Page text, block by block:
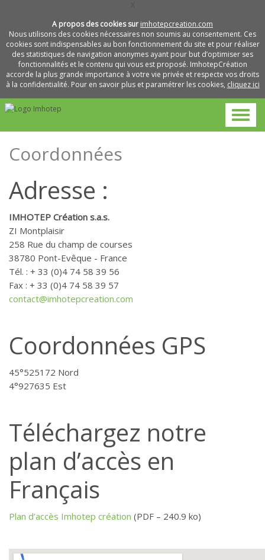
A propos des cookies sur imhotepcreation.com
Nous utilisons des cookies nécessaires non soumis au consentement. Ces
cookies sont indispensables au bon fonctionnement du site et pour réaliser
des statistiques de navigation anonymes ayant pour but d’optimiser ses
fonctionnalités et le contenu qui vous est proposé. ImhotepCréation
accorde la plus grande importance à votre vie privée et respecte vos droits
à la confidentialité. Pour en savoir plus et paramétrer les cookies, cliquez ici
Coordonnées
Adresse :
IMHOTEP Création s.a.s.
ZI Montplaisir
258 Rue du champ de courses
38780 Pont-Evêque - France
Tél. : + 33 (0)4 74 58 39 56
Fax : + 33 (0)4 74 58 39 57
contact@imhotepcreation.com
Coordonnées GPS
45°525172 Nord
4°927635 Est
Téléchargez notre
plan d’accès en
Français
Plan d’accès Imhotep création (PDF – 240.9 ko)